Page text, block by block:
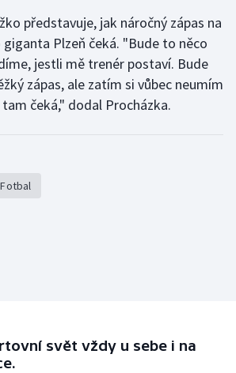
představuje, jak náročný zápas na
Plzeň čeká. "Bude to něco
jestli mě trenér postaví. Bude
zápas, ale zatím si vůbec neumím
čeká," dodal Procházka.
Fotbal
svět vždy u sebe i na